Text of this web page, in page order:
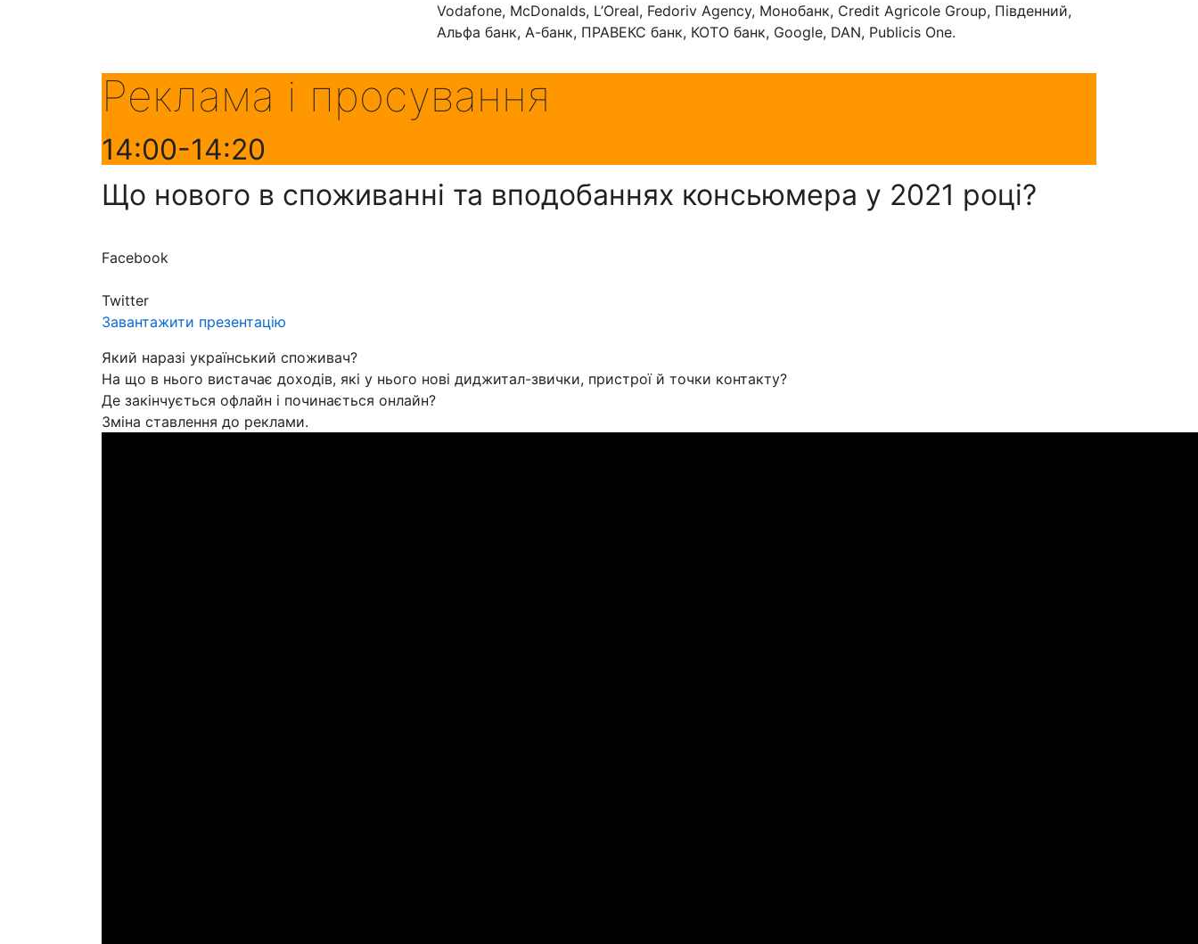
Vodafone, McDonalds, L’Oreal, Fedoriv Agency, Монобанк, Credit Agricole Group, Південний,
Альфа банк, А-банк, ПРАВЕКС банк, КОТО банк, Google, DAN, Publicis One.
Реклама і просування
14:00-14:20
Що нового в споживанні та вподобаннях консьюмера у 2021 році?
Facebook
Twitter
Завантажити презентацію
Який наразі український споживач?
На що в нього вистачає доходів, які у нього нові диджитал-звички, пристрої й точки контакту?
Де закінчується офлайн і починається онлайн?
Зміна ставлення до реклами.